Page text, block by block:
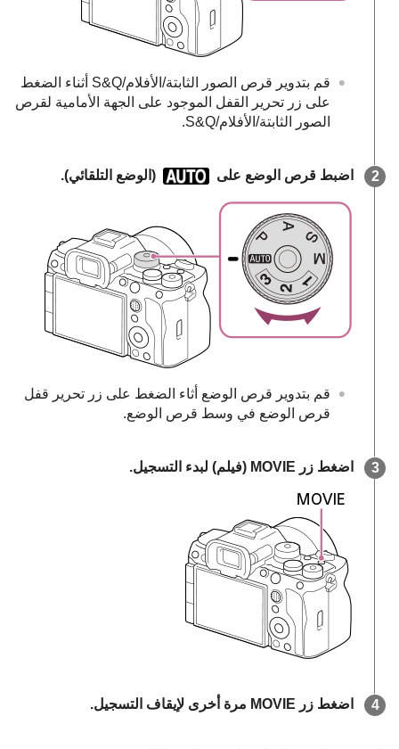
قم بتدوير قرص الصور الثابتة/الأفلام/S&Q أثناء الضغط
على زر تحرير القفل الموجود على الجهة الأمامية لقرص
الصور الثابتة/الأفلام/S&Q.
اضبط قرص الوضع على (الوضع التلقائي).
قم بتدوير قرص الوضع أثاء الضغط على زر تحرير قفل
قرص الوضع في وسط قرص الوضع.
اضغط زر MOVIE (فيلم) لبدء التسجيل.
اضغط زر MOVIE مرة أخرى لإيقاف التسجيل.